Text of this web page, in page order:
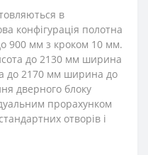
в
конфігурація полотна
900 мм з кроком 10 мм.
до 2130 мм ширина
до 2170 мм ширина до
дверного блоку
прорахунком
отворів і